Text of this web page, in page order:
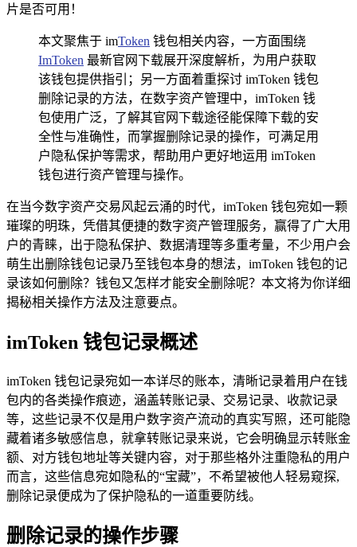
片是否可用！
本文聚焦于 imToken 钱包相关内容，一方面围绕
ImToken 最新官网下载展开深度解析，为用户获取
该钱包提供指引；另一方面着重探讨 imToken 钱包
删除记录的方法，在数字资产管理中，imToken 钱
包使用广泛，了解其官网下载途径能保障下载的安
全性与准确性，而掌握删除记录的操作，可满足用
户隐私保护等需求，帮助用户更好地运用 imToken
钱包进行资产管理与操作。
在当今数字资产交易风起云涌的时代，imToken 钱包宛如一颗
璀璨的明珠，凭借其便捷的数字资产管理服务，赢得了广大用
户的青睐，出于隐私保护、数据清理等多重考量，不少用户会
萌生出删除钱包记录乃至钱包本身的想法，imToken 钱包的记
录该如何删除？钱包又怎样才能安全删除呢？本文将为你详细
揭秘相关操作方法及注意要点。
imToken 钱包记录概述
imToken 钱包记录宛如一本详尽的账本，清晰记录着用户在钱
包内的各类操作痕迹，涵盖转账记录、交易记录、收款记录
等，这些记录不仅是用户数字资产流动的真实写照，还可能隐
藏着诸多敏感信息，就拿转账记录来说，它会明确显示转账金
额、对方钱包地址等关键内容，对于那些格外注重隐私的用户
而言，这些信息宛如隐私的“宝藏”，不希望被他人轻易窥探,
删除记录便成为了保护隐私的一道重要防线。
删除记录的操作步骤